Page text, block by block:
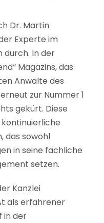
Dr. Martin
Experte im
durch. In der
Magazins, das
Anwälte des
zur Nummer 1
gekürt. Diese
das sowohl
in seine fachliche
setzen.
Kanzlei
als erfahrener
in der